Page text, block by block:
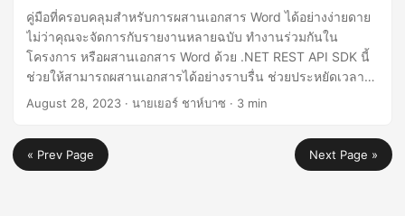
คู่มือที่ครอบคลุมสำหรับการผสานเอกสาร Word ได้อย่างง่ายดาย
ไม่ว่าคุณจะจัดการกับรายงานหลายฉบับ ทำงานร่วมกันใน
โครงการ หรือผสานเอกสาร Word ด้วย .NET REST API SDK นี้
ช่วยให้สามารถผสานเอกสารได้อย่างราบรื่น ช่วยประหยัดเวลา
และเพิ่มประสิทธิภาพการทำงานของคุณ
August 28, 2023 · นายเยอร์ ชาห์บาซ · 3 min
« Prev Page Next Page »